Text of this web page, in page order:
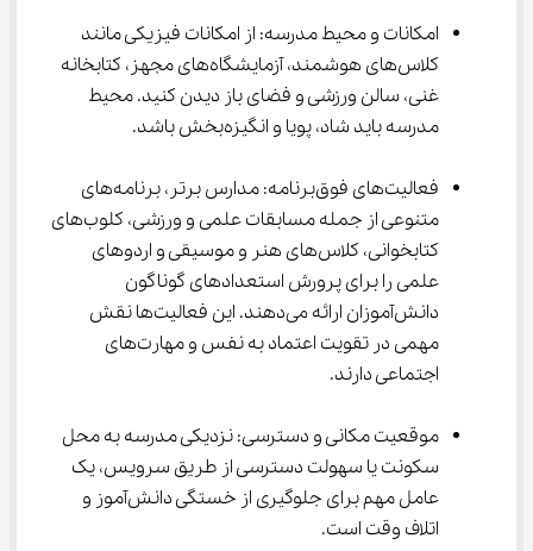
امکانات و محیط مدرسه: از امکانات فیزیکی مانند
کلاس‌های هوشمند، آزمایشگاه‌های مجهز، کتابخانه
غنی، سالن ورزشی و فضای باز دیدن کنید. محیط
مدرسه باید شاد، پویا و انگیزه‌بخش باشد.
فعالیت‌های فوق‌برنامه: مدارس برتر، برنامه‌های
متنوعی از جمله مسابقات علمی و ورزشی، کلوب‌های
کتابخوانی، کلاس‌های هنر و موسیقی و اردوهای
علمی را برای پرورش استعدادهای گوناگون
دانش‌آموزان ارائه می‌دهند. این فعالیت‌ها نقش
مهمی در تقویت اعتماد به نفس و مهارت‌های
اجتماعی دارند.
موقعیت مکانی و دسترسی: نزدیکی مدرسه به محل
سکونت یا سهولت دسترسی از طریق سرویس، یک
عامل مهم برای جلوگیری از خستگی دانش‌آموز و
اتلاف وقت است.